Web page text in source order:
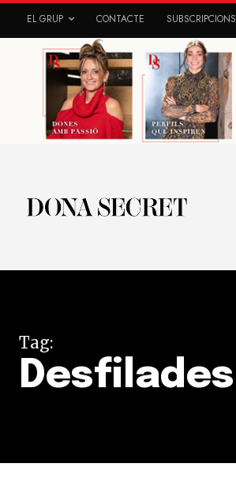
EL GRUP CONTACTE SUBSCRIPCIONS
Tag:
Desfilades